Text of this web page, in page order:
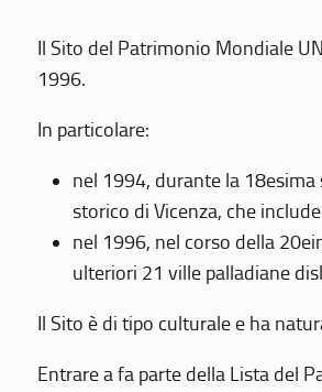
Il Sito del Patrimonio Mondiale
1996.
In particolare:
nel 1994, durante la
storico di Vicenza, che
nel 1996, nel corso della
ulteriori 21 ville palladiane
Il Sito è di tipo culturale e ha
Entrare a fa parte della Lista del